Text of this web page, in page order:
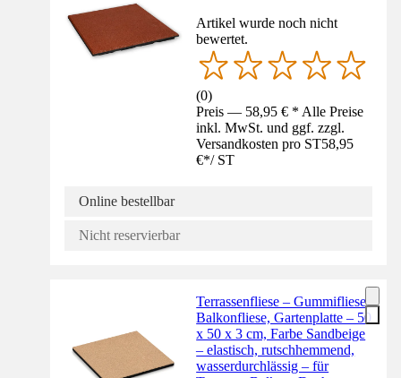
Artikel wurde noch nicht
bewertet.
(0)
Preis — 58,95 € * Alle Preise
inkl. MwSt. und ggf. zzgl.
Versandkosten pro ST58,95
€*/ ST
Online bestellbar
Nicht reservierbar
Terrassenfliese – Gummifliese,
Balkonfliese, Gartenplatte – 50
x 50 x 3 cm, Farbe Sandbeige
– elastisch, rutschhemmend,
wasserdurchlässig – für